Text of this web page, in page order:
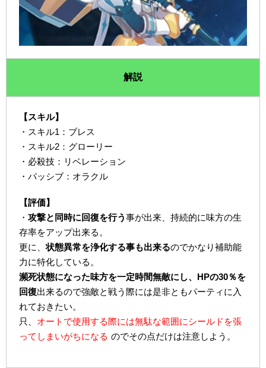
解説
【スキル】
・スキル1：ブレス
・スキル2：グローリー
・必殺技：リベレーション
・パッシブ：オラクル
【評価】
・攻撃と同時に回復を行う事が出来、持続的に味方の生
存率をアップ出来る。
更に、状態異常を浄化する事も出来るのでかなり補助能
力に特化している。
瀕死状態になった味方を一定時間無敵にし、HPの30％を
回復出来るので強敵と戦う際には是非ともパーティに入
れておきたい。
只、 オートで使用する際には無駄な範囲にシールドを張
ってしまいがちになる のでその点だけは注意しよう。